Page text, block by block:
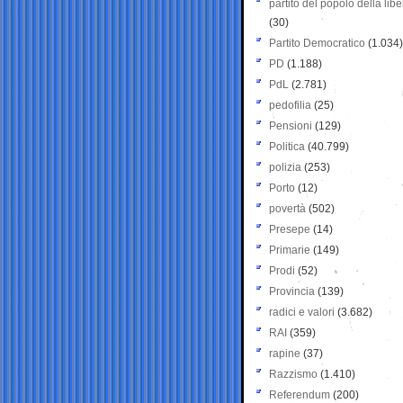
partito del popolo della
(30)
Partito Democratico (1.034)
PD (1.188)
PdL (2.781)
pedofilia (25)
Pensioni (129)
Politica (40.799)
polizia (253)
Porto (12)
povertà (502)
Presepe (14)
Primarie (149)
Prodi (52)
Provincia (139)
radici e valori (3.682)
RAI (359)
rapine (37)
Razzismo (1.410)
Referendum (200)